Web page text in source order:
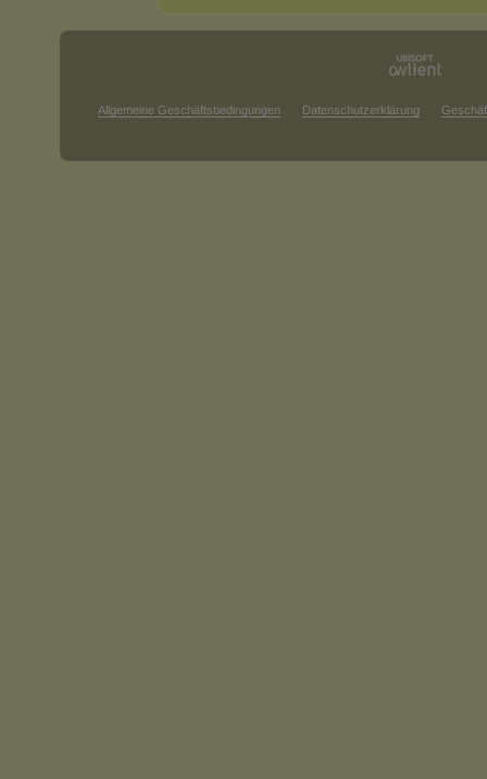
Allgemeine Geschäftsbedingungen Datenschutzerklärung